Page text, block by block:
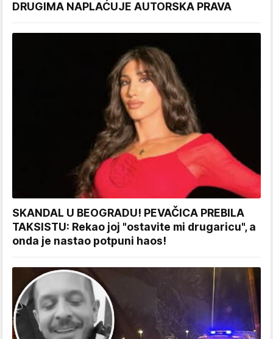
DRUGIMA NAPLAĆUJE AUTORSKA PRAVA
SKANDAL U BEOGRADU! PEVAČICA PREBILA
TAKSISTU: Rekao joj "ostavite mi drugaricu", a
onda je nastao potpuni haos!